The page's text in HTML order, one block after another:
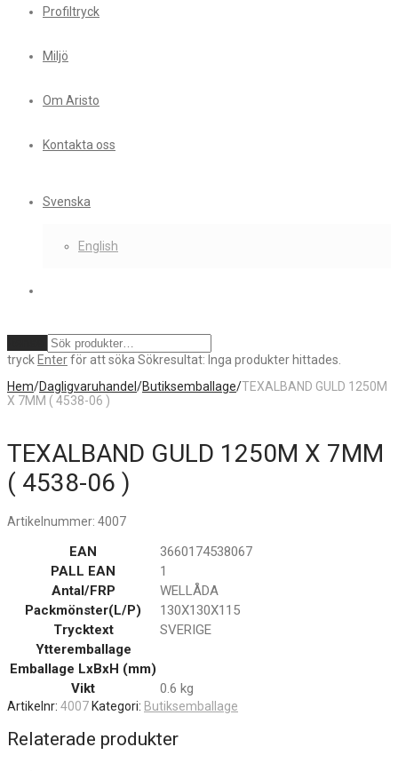
Profiltryck
Miljö
Om Aristo
Kontakta oss
Svenska
English
tryck Enterför att söka Sökresultat: Inga produkter hittades.
Hem/Dagligvaruhandel /Butiksemballage/TEXALBAND GULD 1250M
X 7MM ( 4538-06 )
TEXALBAND GULD 1250M X 7MM
( 4538-06 )
Artikelnummer: 4007
EAN
3660174538067
PALL EAN
1
Antal/FRP
WELLÅDA
Packmönster(L/P)
130X130X115
Trycktext
SVERIGE
Ytteremballage
Emballage LxBxH (mm)
Vikt
0.6 kg
Artikelnr: 4007Kategori: Butiksemballage
Relaterade produkter